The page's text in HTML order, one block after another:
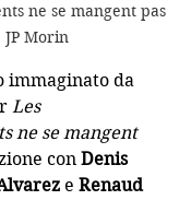
ne se mangent pas
JP Morin
immaginato da
Les
ne se mangent
con Denis
e Renaud